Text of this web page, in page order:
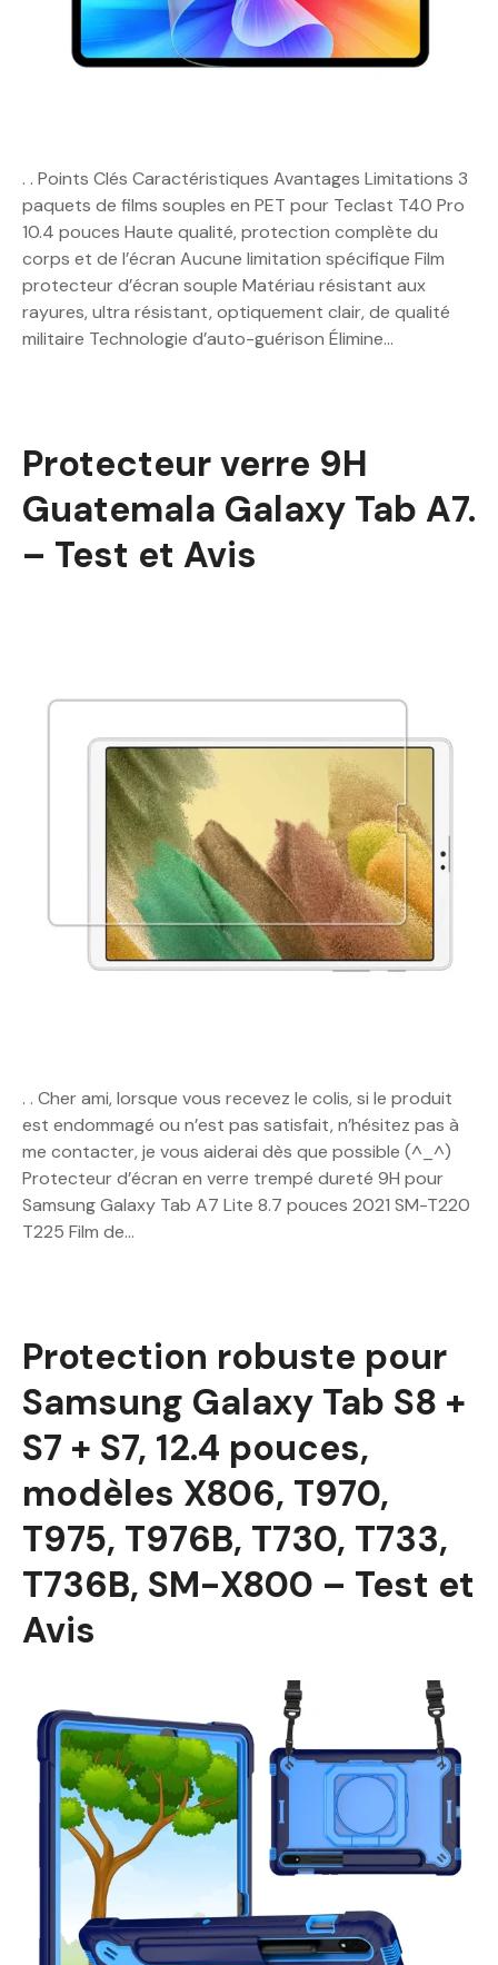
. . Points Clés Caractéristiques Avantages Limitations 3
paquets de films souples en PET pour Teclast T40 Pro
10.4 pouces Haute qualité, protection complète du
corps et de l’écran Aucune limitation spécifique Film
protecteur d’écran souple Matériau résistant aux
rayures, ultra résistant, optiquement clair, de qualité
militaire Technologie d’auto-guérison Élimine…
Protecteur verre 9H
Guatemala Galaxy Tab A7.
– Test et Avis
. . Cher ami, lorsque vous recevez le colis, si le produit
est endommagé ou n’est pas satisfait, n’hésitez pas à
me contacter, je vous aiderai dès que possible (^_^)
Protecteur d’écran en verre trempé dureté 9H pour
Samsung Galaxy Tab A7 Lite 8.7 pouces 2021 SM-T220
T225 Film de…
Protection robuste pour
Samsung Galaxy Tab S8 +
S7 + S7, 12.4 pouces,
modèles X806, T970,
T975, T976B, T730, T733,
T736B, SM-X800 – Test et
Avis